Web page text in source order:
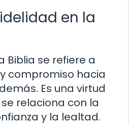
en la
Biblia se refiere a
compromiso hacia
Es una virtud
relaciona con la
y la lealtad.